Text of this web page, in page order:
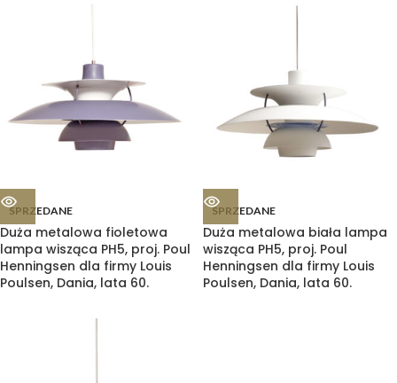
SPRZEDANE
Duża metalowa fioletowa
lampa wisząca PH5, proj. Poul
Henningsen dla firmy Louis
Poulsen, Dania, lata 60.
SPRZEDANE
Duża metalowa biała lampa
wisząca PH5, proj. Poul
Henningsen dla firmy Louis
Poulsen, Dania, lata 60.